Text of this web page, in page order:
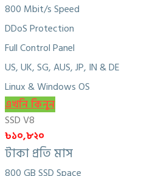
800 Mbit/s Speed
DDoS Protection
Full Control Panel
US, UK, SG, AUS, JP, IN & DE
Linux & Windows OS
এখনি কিনুন
SSD V8
৳১০,৮২০
টাকা প্রতি মাস
800 GB SSD Space